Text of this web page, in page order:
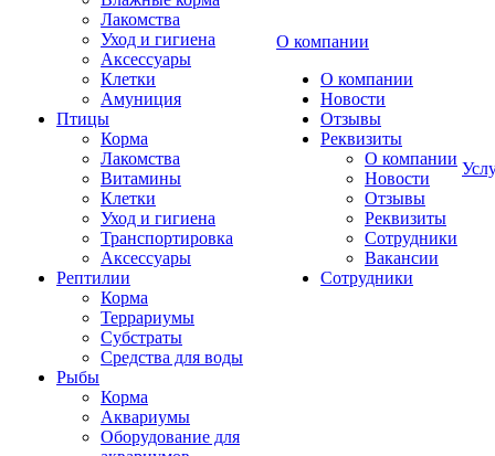
Лакомства
Уход и гигиена
Аксессуары
Клетки
Амуниция
Птицы
Корма
Лакомства
Витамины
Клетки
Уход и гигиена
Транспортировка
Аксессуары
Рептилии
Корма
Террариумы
Субстраты
Средства для воды
Рыбы
Корма
Аквариумы
Оборудование для
О компании
О компании
Новости
Отзывы
Реквизиты
О компании
Новости
Отзывы
Реквизиты
Сотрудники
Вакансии
Сотрудники